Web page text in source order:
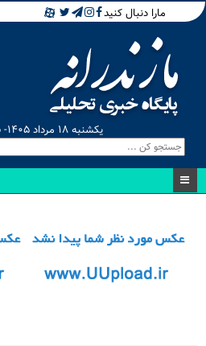
مارا دنبال کنید
یکشنبه ۱۸ مرداد ۱۴۰۵- Aug 9 2026